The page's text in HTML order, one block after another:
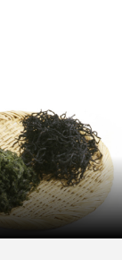
／ナッツ